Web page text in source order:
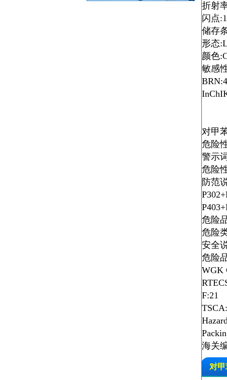
折射
闪点
储存
形态
颜色
敏感
对甲
危险
警示
危险
防范
危险
危险
安全
危险
WGK
F:21
海关
对